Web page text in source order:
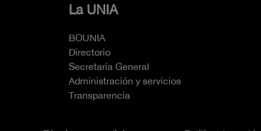
La UNIA
BOUNIA
Directorio
Secretaría General
Administración y servicios
Transparencia